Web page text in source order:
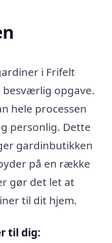
i Frifelt
opgave.
hele processen
personlig. Dette
gardinbutikken
på en række
gør det let at
til dit hjem.
til dig: